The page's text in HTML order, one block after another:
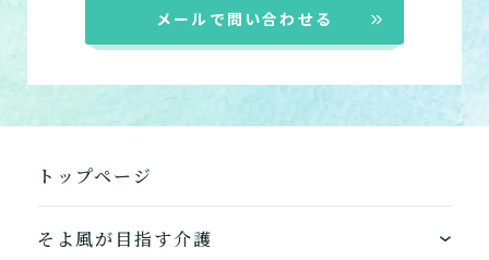
メールで問い合わせる
トップページ
そよ風が目指す介護